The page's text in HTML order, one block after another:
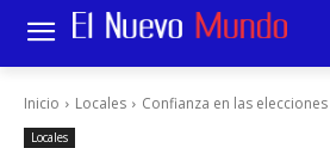
Inicio Locales Confianza en las elecciones
Locales